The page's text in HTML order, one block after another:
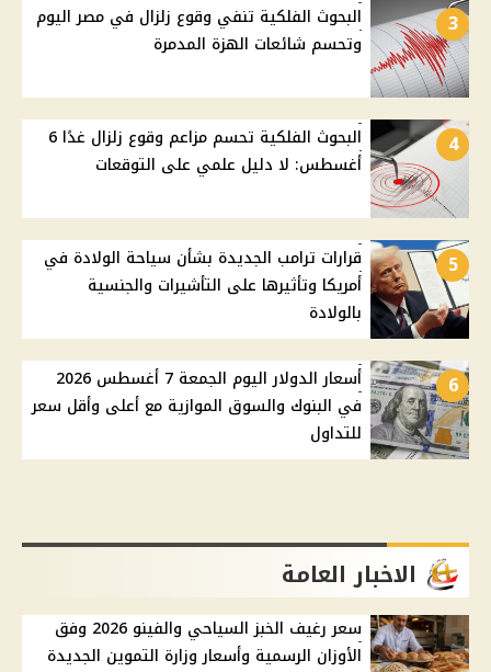
3
البحوث الفلكية تنفي وقوع زلزال في مصر اليوم
وتحسم شائعات الهزة المدمرة
4
البحوث الفلكية تحسم مزاعم وقوع زلزال غدًا 6
أغسطس: لا دليل علمي على التوقعات
5
قرارات ترامب الجديدة بشأن سياحة الولادة في
أمريكا وتأثيرها على التأشيرات والجنسية
بالولادة
6
أسعار الدولار اليوم الجمعة 7 أغسطس 2026
في البنوك والسوق الموازية مع أعلى وأقل سعر
للتداول
الاخبار العامة
سعر رغيف الخبز السياحي والفينو 2026 وفق
الأوزان الرسمية وأسعار وزارة التموين الجديدة